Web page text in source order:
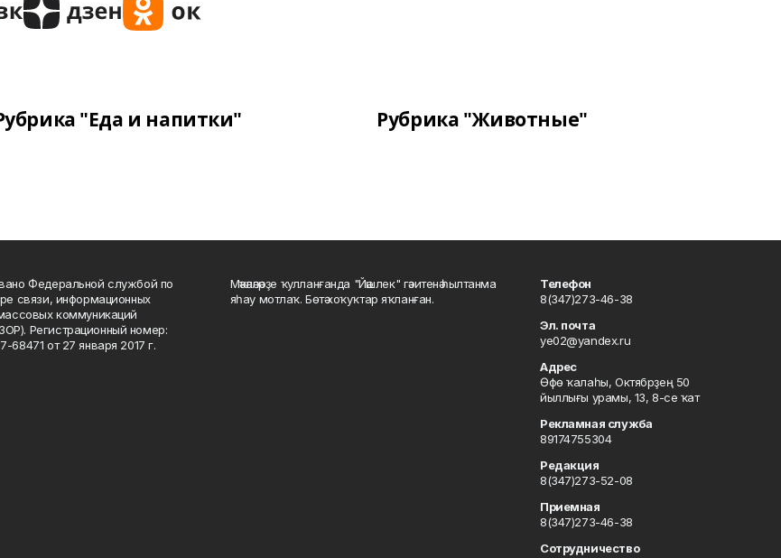
"Еда и напитки" Рубрика "Животные"
Федеральной службой по
связи, информационных
коммуникаций
Регистрационный номер:
от 27 января 2017 г.
Мәҡәләләрҙе ҡулланғанда "Йәшлек" гәзитенә һылтанма
яһау мотлаҡ. Бөтә хоҡуҡтар яҡланған.
Телефон
8(347)273-46-38
Эл. почта
ye02@yandex.ru
Адрес
Өфө ҡалаһы, Октябрҙең 50
йыллығы урамы, 13, 8-се ҡат
Рекламная служба
89174755304
Редакция
8(347)273-52-08
Приемная
8(347)273-46-38
Сотрудничество